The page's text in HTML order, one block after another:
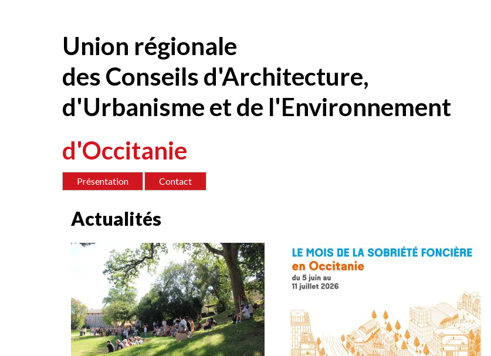
Contenu
Union régionale
des Conseils d'Architecture,
d'Urbanisme et de l'Environnement
d'Occitanie
Présentation Contact
Actualités
<